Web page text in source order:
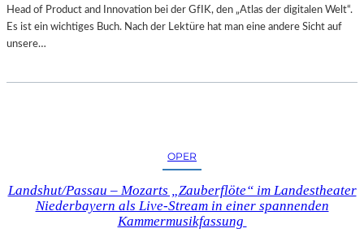
Head of Product and Innovation bei der GfIK, den „Atlas der digitalen Welt“.
Es ist ein wichtiges Buch. Nach der Lektüre hat man eine andere Sicht auf
unsere…
OPER
Landshut/Passau – Mozarts „Zauberflöte“ im Landestheater
Niederbayern als Live-Stream in einer spannenden
Kammermusikfassung